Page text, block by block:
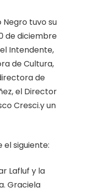
Negro tuvo su
de diciembre
Intendente,
de Cultura,
de
el Director
Cresci.y un
siguiente:
Lafluf y la
Graciela